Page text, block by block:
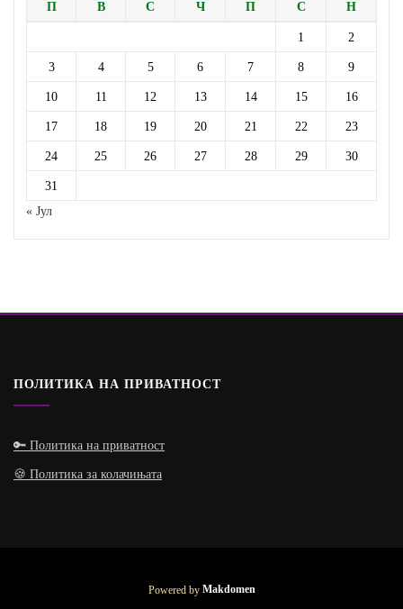
П В С Ч П С Н
1 2
3 4 5 6 7 8 9
10 11 12 13 14 15 16
17 18 19 20 21 22 23
24 25 26 27 28 29 30
31
« Јул
ПОЛИТИКА НА ПРИВАТНОСТ
🔑 Политика на приватност
🍪 Политика за колачињата
Powered by Makdomen